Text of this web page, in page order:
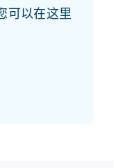
可以在这里